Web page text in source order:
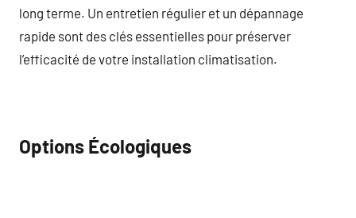
long terme. Un entretien régulier et un dépannage
rapide sont des clés essentielles pour préserver
l’efficacité de votre installation climatisation.
Options Écologiques